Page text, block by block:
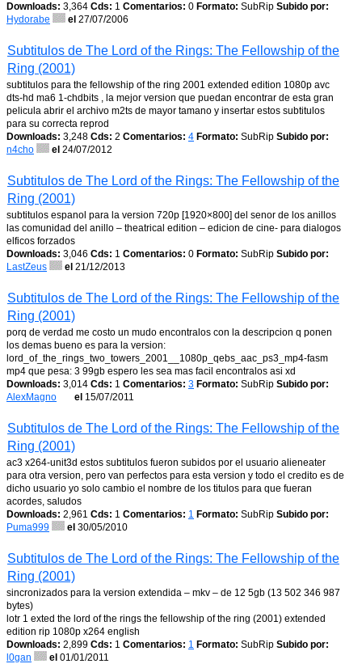
Downloads: 3,364 Cds: 1 Comentarios: 0 Formato: SubRip Subido por:
Hydorabe
el 27/07/2006
Subtitulos de The Lord of the Rings: The Fellowship of the
Ring (2001)
subtitulos para the fellowship of the ring 2001 extended edition 1080p avc
dts-hd ma6 1-chdbits , la mejor version que puedan encontrar de esta gran
pelicula abrir el archivo m2ts de mayor tamano y insertar estos subtitulos
para su correcta reprod
Downloads: 3,248 Cds: 2 Comentarios: 4 Formato: SubRip Subido por:
n4cho
el 24/07/2012
Subtitulos de The Lord of the Rings: The Fellowship of the
Ring (2001)
subtitulos espanol para la version 720p [1920×800] del senor de los anillos
las comunidad del anillo – theatrical edition – edicion de cine- para dialogos
elficos forzados
Downloads: 3,046 Cds: 1 Comentarios: 0 Formato: SubRip Subido por:
LastZeus
el 21/12/2013
Subtitulos de The Lord of the Rings: The Fellowship of the
Ring (2001)
porq de verdad me costo un mudo encontralos con la descripcion q ponen
los demas bueno es para la version:
lord_of_the_rings_two_towers_2001__1080p_qebs_aac_ps3_mp4-fasm
mp4 que pesa: 3 99gb espero les sea mas facil encontralos asi xd
Downloads: 3,014 Cds: 1 Comentarios: 3 Formato: SubRip Subido por:
AlexMagno
el 15/07/2011
Subtitulos de The Lord of the Rings: The Fellowship of the
Ring (2001)
ac3 x264-unit3d estos subtitulos fueron subidos por el usuario alieneater
para otra version, pero van perfectos para esta version y todo el credito es de
dicho usuario yo solo cambio el nombre de los titulos para que fueran
acordes, saludos
Downloads: 2,961 Cds: 1 Comentarios: 1 Formato: SubRip Subido por:
Puma999
el 30/05/2010
Subtitulos de The Lord of the Rings: The Fellowship of the
Ring (2001)
sincronizados para la version extendida – mkv – de 12 5gb (13 502 346 987
bytes)
lotr 1 exted the lord of the rings the fellowship of the ring (2001) extended
edition rip 1080p x264 english
Downloads: 2,899 Cds: 1 Comentarios: 1 Formato: SubRip Subido por:
l0gan
el 01/01/2011